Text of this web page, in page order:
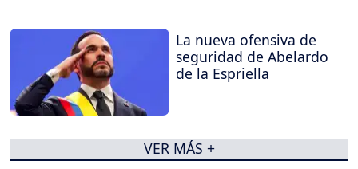
La nueva ofensiva de
seguridad de Abelardo
de la Espriella
VER MÁS +